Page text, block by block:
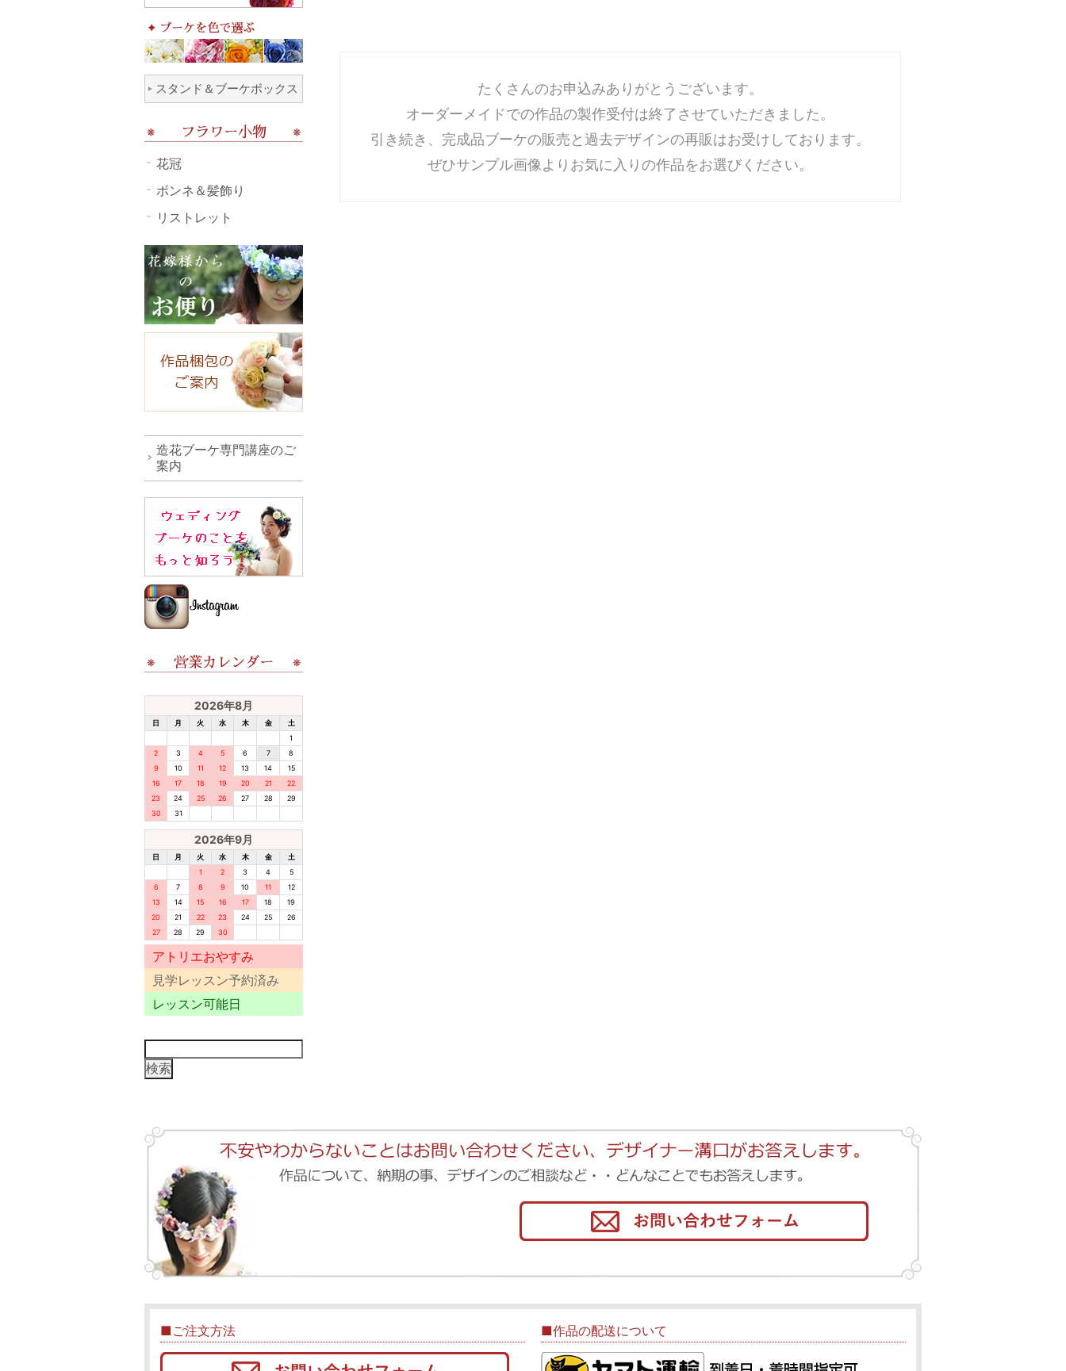
たくさんのお申込みありがとうございます。
オーダーメイドでの作品の製作受付は終了させていただきました。
引き続き、完成品ブーケの販売と過去デザインの再販はお受けしております。
ぜひサンプル画像よりお気に入りの作品をお選びください。
スタンド＆ブーケボックス
花冠
ボンネ＆髪飾り
リストレット
造花ブーケ専門講座のご
案内
2026年8月
日 月 火 水 木 金
土
1
2
3 4 5 6 7
8
9
10 11 12 13 14
15
16
17 18 19 20 21
22
23
24 25 26 27 28
29
30
31
2026年9月
日 月 火 水 木 金
土
1
2 3 4
5
6
7 8 9 10 11
12
13
14 15 16 17 18
19
20
21 22 23 24 25
26
27
28 29 30
アトリエおやすみ
見学レッスン予約済み
レッスン可能日
検
索:
■ご注文方法 ■作品の配送について